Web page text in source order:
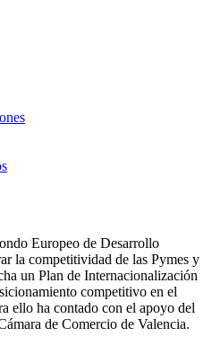
Europeo de Desarrollo
la competitividad de las Pymes y
un Plan de Internacionalización
competitivo en el
ello ha contado con el apoyo del
de Comercio de Valencia.